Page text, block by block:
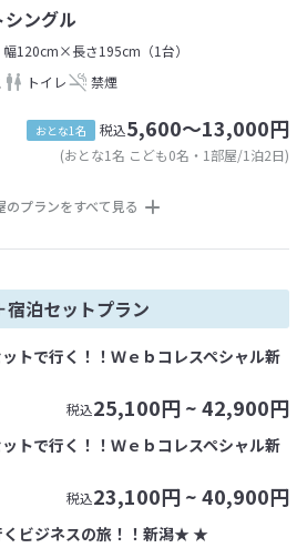
シングル
幅120cm×長さ195cm（1台）
トイレ 禁煙
おとな1名 税込5,600～13,000円
(おとな1名 こども0名・1部屋/1泊2日)
のプランをすべて見る
宿泊セットプラン
トで行く！！Ｗｅｂコレスペシャル新
税込25,100円 ~42,900円
トで行く！！Ｗｅｂコレスペシャル新
税込23,100円 ~40,900円
くビジネスの旅！！新潟★ ★